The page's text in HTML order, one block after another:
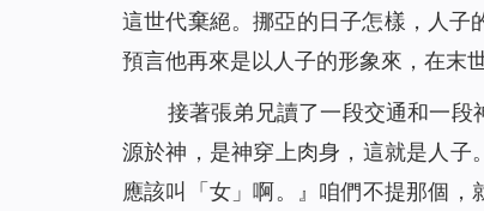
這世代棄絕。挪亞的日子怎樣，人子
預言他再來是以人子的形象來，在末
接著張弟兄讀了一段交通和一
源於神，是神穿上肉身，這就是人子
應該叫「女」啊。』咱們不提那個